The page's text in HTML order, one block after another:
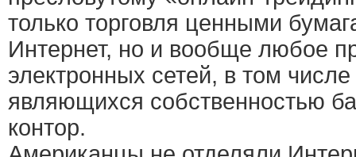
только торговля ценными
Интернет, но и вообще любое
электронных сетей, в том
являющихся собственностью
контор.